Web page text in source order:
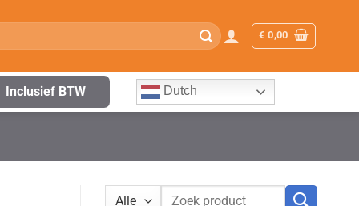
€ 0,00
Inclusief BTW Dutch
Zoeken